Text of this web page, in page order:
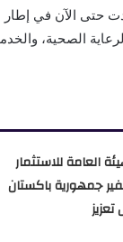
الآن في إطار
الصحية،
العامة للاستثمار
جمهورية باكستان